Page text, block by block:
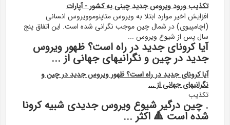
تکذیب ورود ویروس جدید چینی به کشور - آپارات
افزایش اخیر موارد ابتلا به ویروس متاپنوموویروس انسانی
(اچامپیوی) در شمال چین موجب نگرانی شده است. این اتفاق پنج
سال پس از شیوع ویروس ...
آیا کرونای جدید در راه است؟ ظهور ویروس
جدید در چین و نگرانیهای جهانی از ...
آیا کرونای جدید در راه است؟ ظهور ویروس جدید در چین و
نگرانیهای جهانی از ...
تکذیب
. چین درگیر شیوع ویروس جدیدی شبیه کرونا
شده است 🔺 اکثر ...